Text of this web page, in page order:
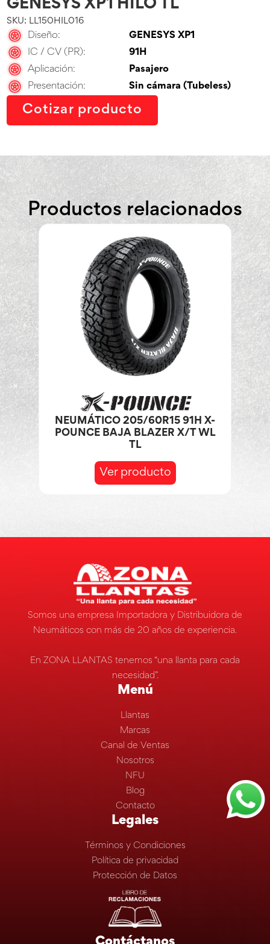
GENESYS XP1 HILO TL
SKU: LL150HIL016
Diseño:
GENESYS XP1
IC / CV (PR):
91H
Aplicación:
Pasajero
Presentación:
Sin cámara (Tubeless)
Cotizar producto
Productos relacionados
NEUMÁTICO 205/60R15 91H X-
POUNCE BAJA BLAZER X/T WL
TL
Ver producto
Somos una empresa Importadora y Distribuidora de
Neumáticos con más de 20 años de experiencia.
En ZONA LLANTAS tenemos “una llanta para cada
necesidad”.
Menú
Llantas
Marcas
Canal de Ventas
Nosotros
NFU
Blog
Contacto
Legales
Términos y Condiciones
Política de privacidad
Protección de Datos